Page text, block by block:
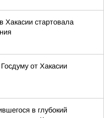
Хакасии стартовала
от Хакасии
в глубокий